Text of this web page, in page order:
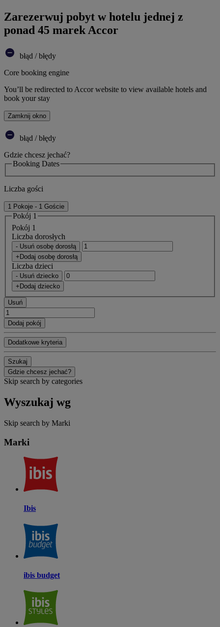
Zarezerwuj pobyt w hotelu jednej z
ponad 45 marek Accor
błąd / błędy
Core booking engine
You’ll be redirected to Accor website to view available hotels and
book your stay
Zamknij okno
błąd / błędy
Gdzie chcesz jechać?
Booking Dates
Liczba gości
1 Pokoje - 1 Goście
Pokój 1
Pokój 1
Liczba dorosłych
- Usuń osobę dorosłą
+Dodaj osobę dorosłą
Liczba dzieci
- Usuń dziecko
+Dodaj dziecko
Usuń
Dodaj pokój
Dodatkowe kryteria
Szukaj
Gdzie chcesz jechać?
Skip search by categories
Wyszukaj wg
Skip search by Marki
Marki
Ibis
ibis budget